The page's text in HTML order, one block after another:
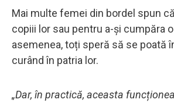
Mai multe femei din bordel spun
copiii lor sau pentru a-și cumpăra
asemenea, toți speră să se poată
curând în patria lor.
„Dar, în practică, aceasta